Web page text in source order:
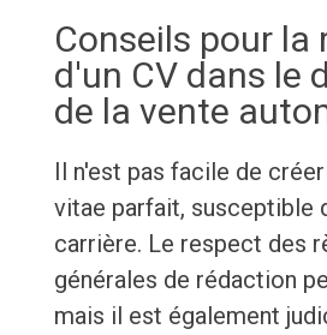
Conseils pour la
d'un CV dans le
de la vente
Il n'est pas facile de
vitae parfait, susceptible
carrière. Le respect des
générales de rédaction
mais il est également